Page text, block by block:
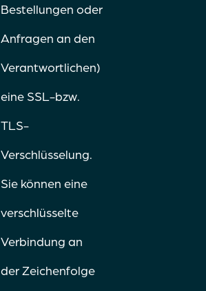
Bestellungen oder
Anfragen an den
Verantwortlichen)
eine SSL-bzw.
TLS-
Verschlüsselung.
Sie können eine
verschlüsselte
Verbindung an
der Zeichenfolge